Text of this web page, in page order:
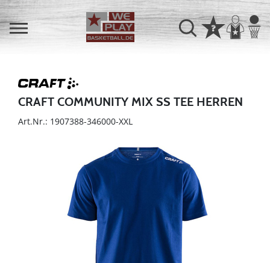
CRAFT COMMUNITY MIX SS TEE HERREN
Art.Nr.: 1907388-346000-XXL